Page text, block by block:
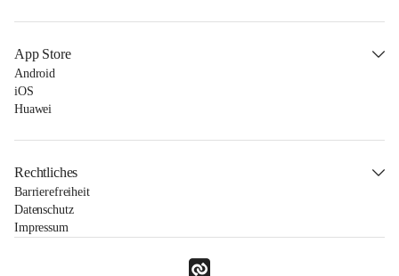
App Store
Android
iOS
Huawei
Rechtliches
Barrierefreiheit
Datenschutz
Impressum